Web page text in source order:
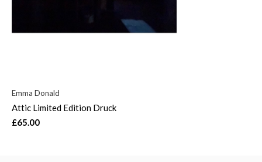
Emma Donald
Attic Limited Edition Druck
£65.00